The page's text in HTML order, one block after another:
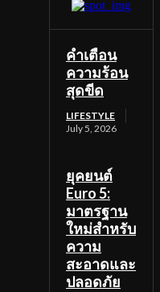
คำเตือน
ความร้อน
สุดขีด
LIFESTYLE
July 5, 2026
ยุคยนต์
Euro 5:
มาตรฐาน
ใหม่สำหรับ
ความ
สะอาดและ
ปลอดภัย